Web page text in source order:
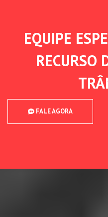
EQUIPE
RECURSO
FALE AGORA